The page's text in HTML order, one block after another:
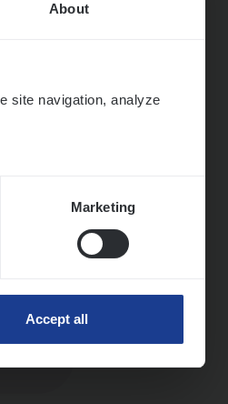
About
site navigation, analyze
Marketing
Accept all